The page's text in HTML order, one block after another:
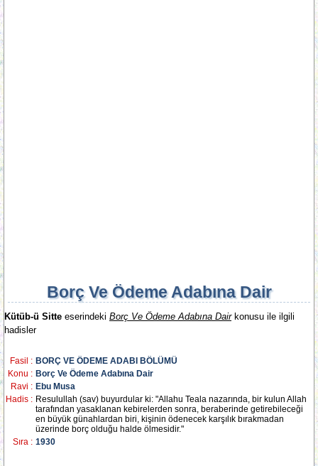
Borç Ve Ödeme Adabına Dair
Kütüb-ü Sitte eserindeki Borç Ve Ödeme Adabına Dairkonusu ile ilgili
hadisler
Fasil : BORÇ VE ÖDEME ADABI BÖLÜMÜ
Konu : Borç Ve Ödeme Adabına Dair
Ravi : Ebu Musa
Hadis : Resulullah (sav) buyurdular ki: "Allahu Teala nazarında, bir kulun Allah
tarafından yasaklanan kebirelerden sonra, beraberinde getirebileceği
en büyük günahlardan biri, kişinin ödenecek karşılık bırakmadan
üzerinde borç olduğu halde ölmesidir."
Sıra : 1930